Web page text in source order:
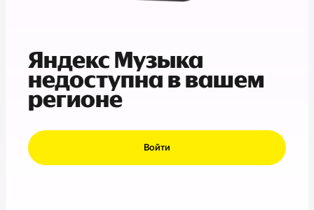
Яндекс Музыка
недоступна в вашем
регионе
Войти